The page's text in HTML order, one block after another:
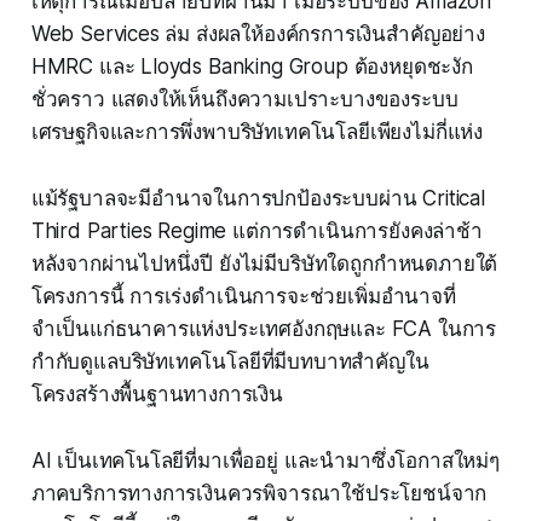
Web Services ล่ม ส่งผลให้องค์กรการเงินสำคัญอย่าง
HMRC และ Lloyds Banking Group ต้องหยุดชะงัก
ชั่วคราว แสดงให้เห็นถึงความเปราะบางของระบบ
เศรษฐกิจและการพึ่งพาบริษัทเทคโนโลยีเพียงไม่กี่แห่ง
แม้รัฐบาลจะมีอำนาจในการปกป้องระบบผ่าน Critical
Third Parties Regime แต่การดำเนินการยังคงล่าช้า
หลังจากผ่านไปหนึ่งปี ยังไม่มีบริษัทใดถูกกำหนดภายใต้
โครงการนี้ การเร่งดำเนินการจะช่วยเพิ่มอำนาจที่
จำเป็นแก่ธนาคารแห่งประเทศอังกฤษและ FCA ในการ
กำกับดูแลบริษัทเทคโนโลยีที่มีบทบาทสำคัญใน
โครงสร้างพื้นฐานทางการเงิน
AI เป็นเทคโนโลยีที่มาเพื่ออยู่ และนำมาซึ่งโอกาสใหม่ๆ
ภาคบริการทางการเงินควรพิจารณาใช้ประโยชน์จาก